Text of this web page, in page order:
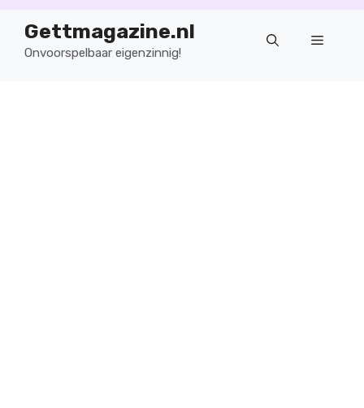
naarGettmagazine.nl
Onvoorspelbaar eigenzinnig!
Menu